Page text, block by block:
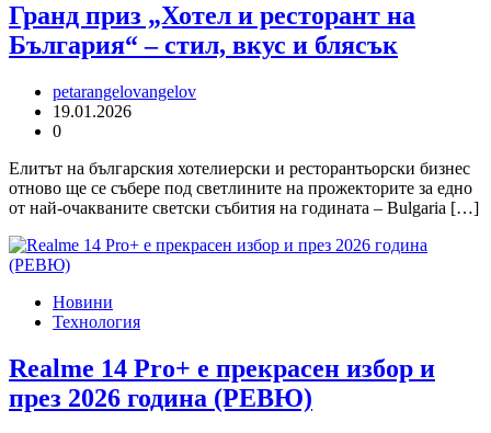
Гранд приз „Хотел и ресторант на
България“ – стил, вкус и блясък
petarangelovangelov
19.01.2026
0
Елитът на българския хотелиерски и ресторантьорски бизнес
отново ще се събере под светлините на прожекторите за едно
от най-очакваните светски събития на годината – Bulgaria […]
Новини
Технология
Realme 14 Pro+ е прекрасен избор и
през 2026 година (РЕВЮ)